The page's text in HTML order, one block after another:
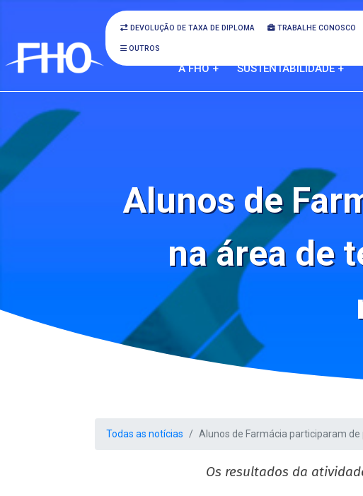
DEVOLUÇÃO DE TAXA DE DIPLOMA TRABALHE CONOSCO
OUTROS
A FHO + SUSTENTABILIDADE +
Alunos de
na área de
Todas as notícias Alunos de Farmácia participaram
Os resultados da